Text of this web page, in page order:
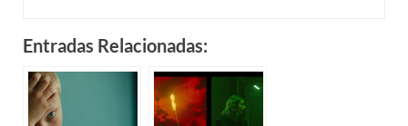
Entradas Relacionadas: